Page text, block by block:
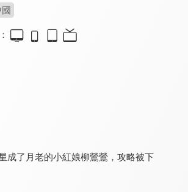
成了月老的小紅娘柳鶯鶯，攻略被下